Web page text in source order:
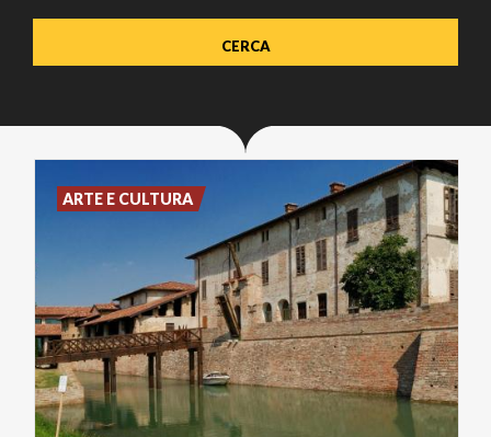
ARTE E CULTURA